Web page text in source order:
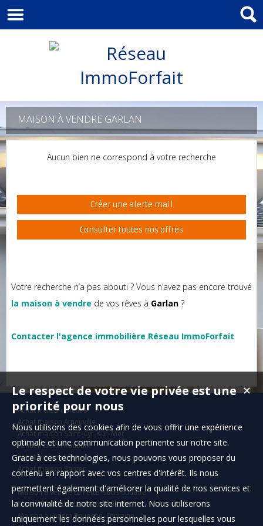
MAISON À VENDRE GARLAN
Aucun bien ne correspond à votre recherche
Créer une alerte mail
Consulter toutes nos offres
Votre recherche n’a pas abouti ? Vous n’avez pas encore trouvé
la maison à vendre de vos rêves à Garlan ?
Contacter l'agence immobilière Réseau ImmoForfait
Achat maison Chelles
Achat maison Arnouville
Achat maison Saint-Cyr-sur-Mer
Achat maison Roubaix
Achat maison Léon
Achat maison Santec
Maison à vendre La Ferté-sous-Jouarre
Maison à vendre Le Vieux-Marché
Maison à vendre Rouessé-Fontaine
✕
Le respect de votre vie privée est une
priorité pour nous
Nous utilisons des cookies afin de vous offrir une expérience
optimale et une communication pertinente sur notre site.
Grace à ces technologies, nous pouvons vous proposer du
contenu en rapport avec vos centres d'intérêt. Ils nous
permettent également d'améliorer la qualité de nos services et
la convivialité de notre site internet. Nous utiliserons
uniquement les données personnelles pour lesquelles vous